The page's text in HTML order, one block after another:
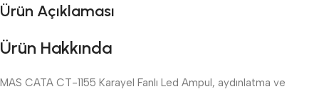
Ürün Açıklaması
Ürün Hakkında
MAS CATA CT-1155 Karayel Fanlı Led Ampul, aydınlatma ve